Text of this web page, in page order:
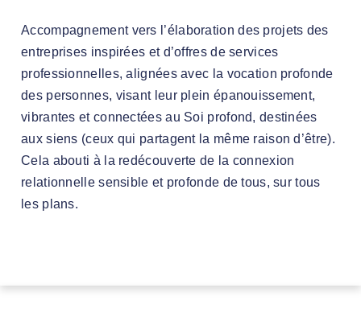
Accompagnement vers l’élaboration des projets des
entreprises inspirées et d’offres de services
professionnelles, alignées avec la vocation profonde
des personnes, visant leur plein épanouissement,
vibrantes et connectées au Soi profond, destinées
aux siens (ceux qui partagent la même raison d’être).
Cela abouti à la redécouverte de la connexion
relationnelle sensible et profonde de tous, sur tous
les plans.